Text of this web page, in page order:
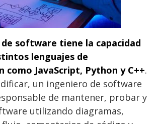
software tiene la capacidad
lenguajes de
como JavaScript, Python y C++.
un ingeniero de software
de mantener, probar y
utilizando diagramas,